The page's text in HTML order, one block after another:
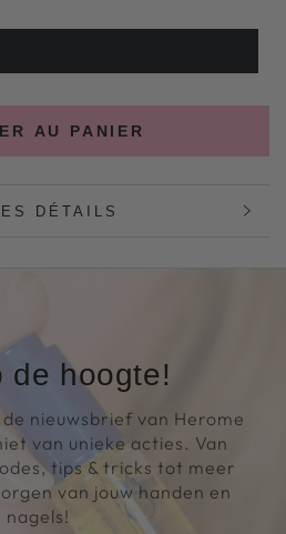
AU PANIER
DÉTAILS
de hoogte!
nieuwsbrief van Herome
van unieke acties. Van
tips & tricks tot meer
van jouw handen en
nagels!